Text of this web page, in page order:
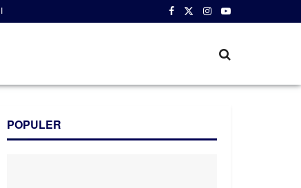
POPULER